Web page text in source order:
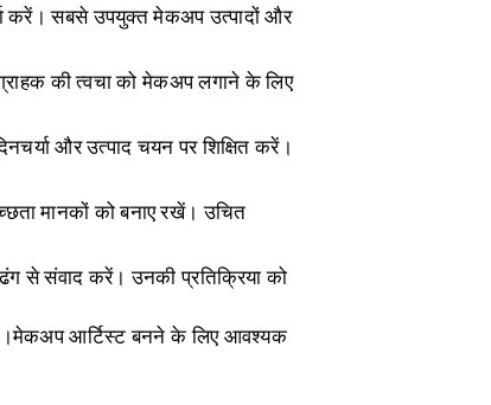
करें। सबसे उपयुक्त मेकअप उत्पादों और
की त्वचा को मेकअप लगाने के लिए
और उत्पाद चयन पर शिक्षित करें।
मानकों को बनाए रखें। उचित
से संवाद करें। उनकी प्रतिक्रिया को
आर्टिस्ट बनने के लिए आवश्यक